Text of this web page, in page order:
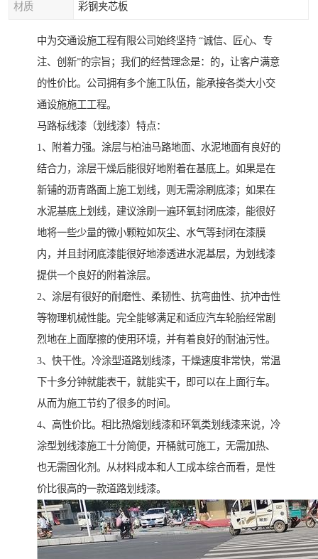
材质 彩钢夹芯板
中为交通设施工程有限公司始终坚持 “诚信、匠心、专
注、创新”的宗旨；我们的经营理念是：的，让客户满意
的性价比。公司拥有多个施工队伍，能承接各类大小交
通设施施工工程。
马路标线漆（划线漆）特点：
1、附着力强。涂层与柏油马路地面、水泥地面有良好的
结合力，涂层干燥后能很好地附着在基底上。如果是在
新铺的沥青路面上施工划线，则无需涂刷底漆；如果在
水泥基底上划线，建议涂刷一遍环氧封闭底漆，能很好
地将一些少量的微小颗粒如灰尘、水气等封闭在漆膜
内，并且封闭底漆能很好地渗透进水泥基层，为划线漆
提供一个良好的附着涂层。
2、涂层有很好的耐磨性、柔韧性、抗弯曲性、抗冲击性
等物理机械性能。完全能够满足和适应汽车轮胎经常剧
烈地在上面摩擦的使用环境，并有着良好的耐油污性。
3、快干性。冷涂型道路划线漆，干燥速度非常快，常温
下十多分钟就能表干，就能实干，即可以在上面行车。
从而为施工节约了很多的时间。
4、高性价比。相比热熔划线漆和环氧类划线漆来说，冷
涂型划线漆施工十分简便，开桶就可施工，无需加热、
也无需固化剂。从材料成本和人工成本综合而看，是性
价比很高的一款道路划线漆。